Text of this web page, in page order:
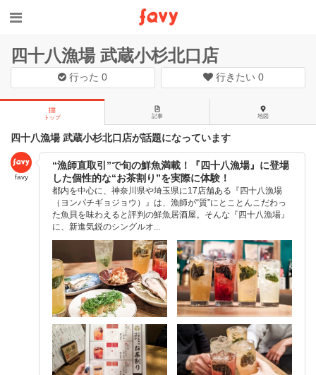
四十八漁場 武蔵小杉北口店
行った0 行きたい 0
トップ 記事 地図
四十八漁場 武蔵小杉北口店が話題になっています
favy
“漁師直取引”で旬の鮮魚満載！『四十八漁場』に登場
した個性的な“お茶割り”を実際に体験！
都内を中心に、神奈川県や埼玉県に17店舗ある『四十八漁場
（ヨンパチギョジョウ）』は、漁師が“質”にとことんこだわっ
た魚貝を味わえると評判の鮮魚居酒屋。そんな『四十八漁場』
に、新進気鋭のシングルオ...